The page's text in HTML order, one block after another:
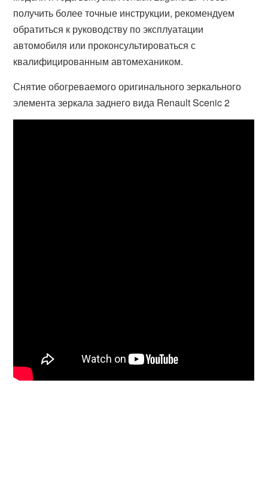
получить более точные инструкции, рекомендуем
обратиться к руководству по эксплуатации
автомобиля или проконсультироваться с
квалифицированным автомехаником.
Снятие обогреваемого оригинального зеркального
элемента зеркала заднего вида Renault Scenic 2